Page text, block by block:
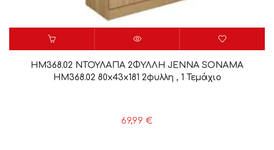
HM368.02 ΝΤΟΥΛΑΠΑ 2ΦΥΛΛΗ JENNA SONAMA
HM368.02 80x43x181 2φυλλη , 1 Τεμάχιο
69,99 €